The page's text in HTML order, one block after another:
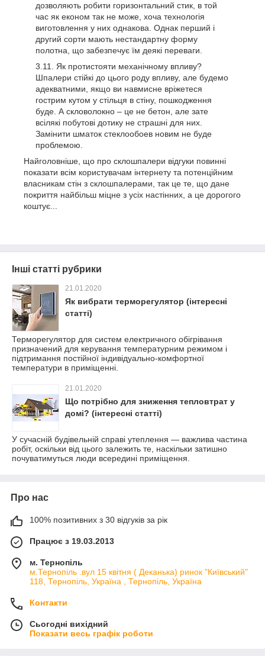
дозволяють робити горизонтальний стик, в той
час як економ так не може, хоча технологія
виготовлення у них однакова. Однак перший і
другий сорти мають нестандартну форму
полотна, що забезпечує їм деякі переваги.
Як протистояти механічному впливу?
Шпалери стійкі до цього роду впливу, але будемо
адекватними, якщо ви навмисне вріжетеся
гострим кутом у стільця в стіну, пошкодження
буде. А скловолокно – це не бетон, але зате
всілякі побутові дотику не страшні для них.
Замінити шматок стеклообоев новим не буде
проблемою.
Найголовніше, що про склошпалери відгуки повинні
показати всім користувачам інтернету та потенційним
власникам стін з склошпалерами, так це те, що дане
покриття найбільш міцне з усіх настінних, а це дорогого
коштує...
Інші статті рубрики
21.01.2020
Як вибрати терморегулятор (інтересні
статті)
Терморегулятор для систем електричного обігрівання
призначений для керування температурним режимом і
підтримання постійної індивідуально-комфортної
температури в приміщенні.
21.01.2020
Що потрібно для зниження тепловтрат у
домі? (інтересні статті)
У сучасній будівельній справі утеплення — важлива частина
робіт, оскільки від цього залежить те, наскільки затишно
почуватимуться люди всередині приміщення.
Про нас
100% позитивних з 30 відгуків за рік
Працює з 19.03.2013
м. Тернопіль
м.Тернопіль .вул 15 квітня ( Деканька) ринок "Київський"
118, Тернопіль, Україна , Тернопіль, Україна
Контакти
Сьогодні вихідний
Показати весь графік роботи